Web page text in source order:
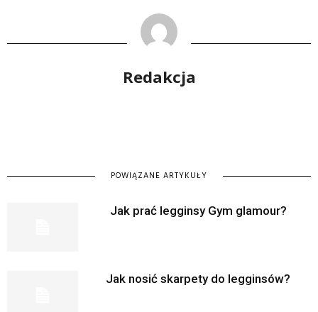
Redakcja
POWIĄZANE ARTYKUŁY
Jak prać legginsy Gym glamour?
Jak nosić skarpety do legginsów?